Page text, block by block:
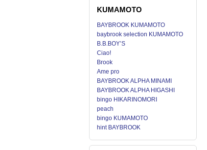
KUMAMOTO
BAYBROOK KUMAMOTO
baybrook selection KUMAMOTO
B.B.BOY’S
Ciao!
Brook
Ame pro
BAYBROOK ALPHA MINAMI
BAYBROOK ALPHA HIGASHI
bingo HIKARINOMORI
peach
bingo KUMAMOTO
hint BAYBROOK